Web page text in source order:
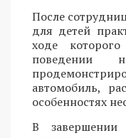
После
для детей
ходе
автомобиль,
особенностях
В завершении